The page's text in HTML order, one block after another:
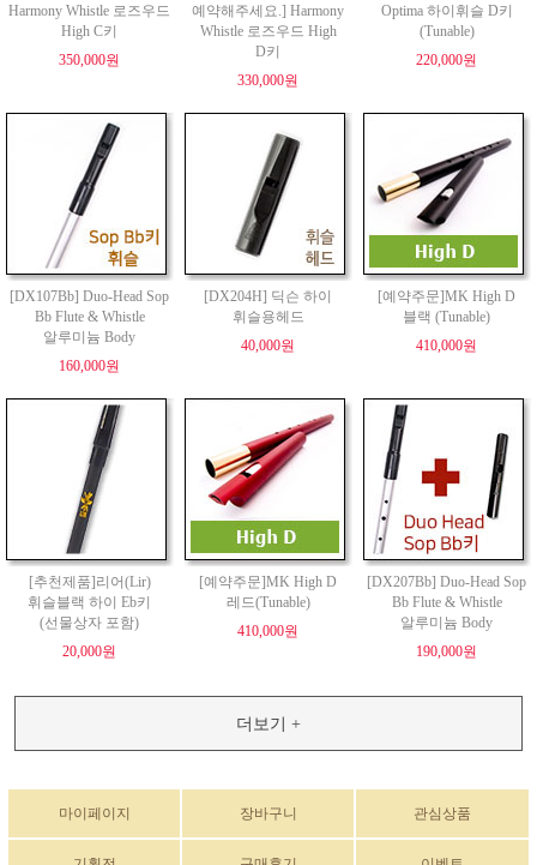
Harmony Whistle 로즈우드
High C키
350,000원
예약해주세요.] Harmony
Whistle 로즈우드 High
D키
330,000원
Optima 하이휘슬 D키
(Tunable)
220,000원
[DX107Bb] Duo-Head Sop
Bb Flute & Whistle
알루미늄 Body
160,000원
[DX204H] 딕슨 하이
휘슬용헤드
40,000원
[예약주문]MK High D
블랙 (Tunable)
410,000원
[추천제품]리어(Lir)
휘슬블랙 하이 Eb키
(선물상자 포함)
20,000원
[예약주문]MK High D
레드(Tunable)
410,000원
[DX207Bb] Duo-Head Sop
Bb Flute & Whistle
알루미늄 Body
190,000원
더보기 +
마이페이지 장바구니 관심상품